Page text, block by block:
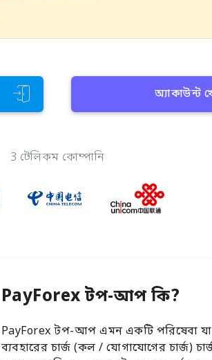
অ্যাকাউন্ট
3 টেলিকম কোম্পানি
PayForex টপ-আপ কি?
PayForex টপ-আপ এমন একটি পরিষেবা
ব্যবহারের চার্জ (কল / যোগাযোগের চার্জ)